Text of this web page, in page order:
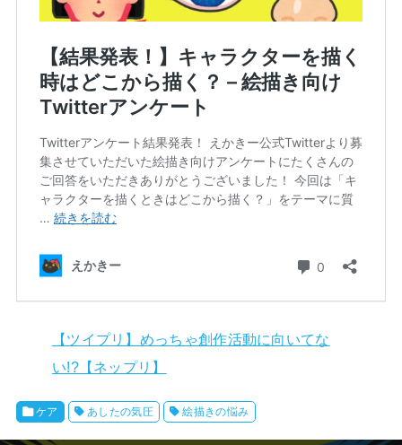
【ツイプリ】めっちゃ創作活動に向いてな
い!?【ネップリ】
ケア あしたの気圧 絵描きの悩み